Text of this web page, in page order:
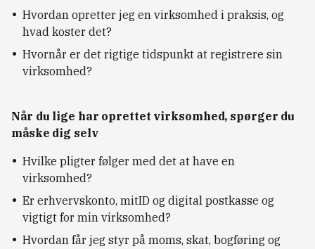
Hvordan opretter jeg en virksomhed i praksis, og
hvad koster det?
Hvornår er det rigtige tidspunkt at registrere sin
virksomhed?
Når du lige har oprettet virksomhed, spørger du
måske dig selv
Hvilke pligter følger med det at have en
virksomhed?
Er erhvervskonto, mitID og digital postkasse og
vigtigt for min virksomhed?
Hvordan får jeg styr på moms, skat, bogføring og